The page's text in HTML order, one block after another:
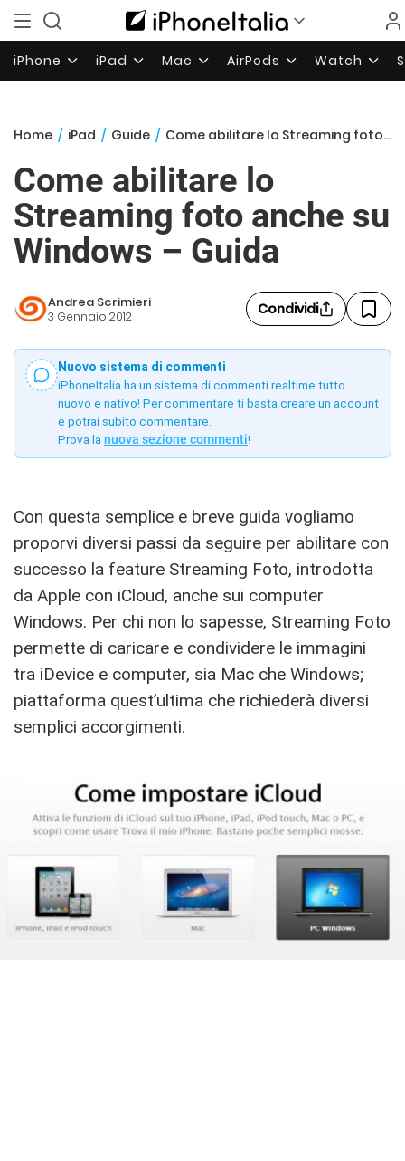
iPhone iPad Mac AirPods Watch
Home / iPad / Guide / Come abilitare lo Streaming foto anche su Windows – Guida
Come abilitare lo
Streaming foto anche su
Windows – Guida
Andrea Scrimieri
3 Gennaio 2012 Condividi
Nuovo sistema di commenti
iPhoneItalia ha un sistema di commenti realtime tutto
nuovo e nativo! Per commentare ti basta creare un account
e potrai subito commentare.
Prova la nuova sezione commenti!
Con questa semplice e breve guida vogliamo
proporvi diversi passi da seguire per abilitare con
successo la feature Streaming Foto, introdotta
da Apple con iCloud, anche sui computer
Windows. Per chi non lo sapesse, Streaming Foto
permette di caricare e condividere le immagini
tra iDevice e computer, sia Mac che Windows;
piattaforma quest’ultima che richiederà diversi
semplici accorgimenti.